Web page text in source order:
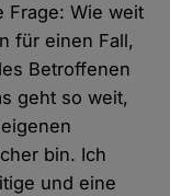
Frage: Wie weit
für einen Fall,
Betroffenen
geht so weit,
bin. Ich
und eine